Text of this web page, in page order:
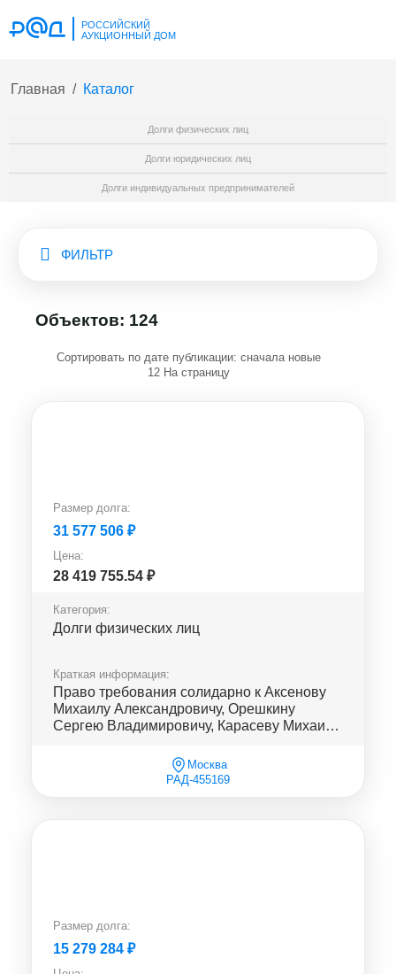
РОССИЙСКИЙ
АУКЦИОННЫЙ ДОМ
Главная / Каталог
Долги физических лиц
Долги юридических лиц
Долги индивидуальных предпринимателей
ФИЛЬТР
Объектов: 124
Сортировать по дате публикации: сначала новые
12 На страницу
Размер долга:
31 577 506 ₽
Цена:
28 419 755.54 ₽
Категория:
Долги физических лиц
Краткая информация:
Право требования солидарно к Аксенову
Михаилу Александровичу, Орешкину
Сергею Владимировичу, Карасеву Михаилу
Москва
РАД-455169
Размер долга:
15 279 284 ₽